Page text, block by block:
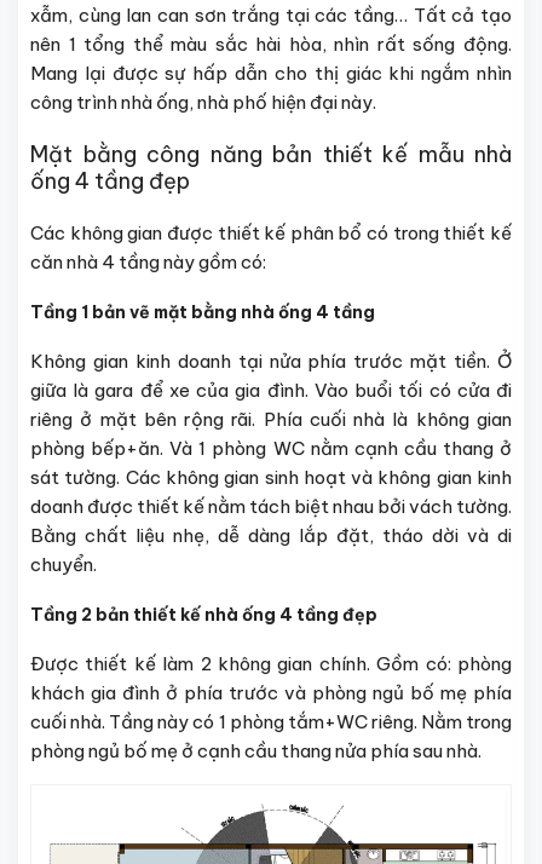
xẫm, cùng lan can sơn trắng tại các tầng… Tất cả tạo
nên 1 tổng thể màu sắc hài hòa, nhìn rất sống động.
Mang lại được sự hấp dẫn cho thị giác khi ngắm nhìn
công trình nhà ống, nhà phố hiện đại này.
Mặt bằng công năng bản thiết kế mẫu nhà
ống 4 tầng đẹp
Các không gian được thiết kế phân bổ có trong thiết kế
căn nhà 4 tầng này gồm có:
Tầng 1 bản vẽ mặt bằng nhà ống 4 tầng
Không gian kinh doanh tại nửa phía trước mặt tiền. Ở
giữa là gara để xe của gia đình. Vào buổi tối có cửa đi
riêng ở mặt bên rộng rãi. Phía cuối nhà là không gian
phòng bếp+ăn. Và 1 phòng WC nằm cạnh cầu thang ở
sát tường. Các không gian sinh hoạt và không gian kinh
doanh được thiết kế nằm tách biệt nhau bởi vách tường.
Bằng chất liệu nhẹ, dễ dàng lắp đặt, tháo dời và di
chuyển.
Tầng 2 bản thiết kế nhà ống 4 tầng đẹp
Được thiết kế làm 2 không gian chính. Gồm có: phòng
khách gia đình ở phía trước và phòng ngủ bố mẹ phía
cuối nhà. Tầng này có 1 phòng tắm+WC riêng. Nằm trong
phòng ngủ bố mẹ ở cạnh cầu thang nửa phía sau nhà.